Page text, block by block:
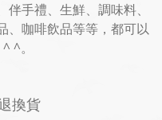
伴手禮、生鮮、調味料、
、咖啡飲品等等，都可以
^。
換貨